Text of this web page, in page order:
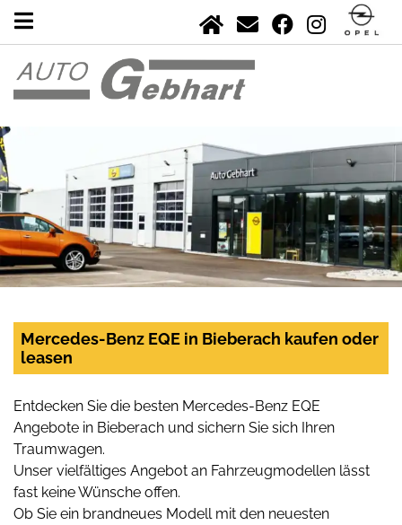
Mercedes-Benz EQE in Bieberach kaufen oder
leasen
Entdecken Sie die besten Mercedes-Benz EQE
Angebote in Bieberach und sichern Sie sich Ihren
Traumwagen.
Unser vielfältiges Angebot an Fahrzeugmodellen lässt
fast keine Wünsche offen.
Ob Sie ein brandneues Modell mit den neuesten